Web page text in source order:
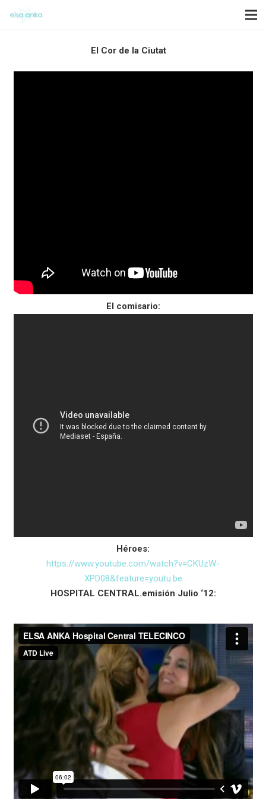
El Cor de la Ciutat
El comisario:
Héroes:
https://www.youtube.com/watch?v=CKUzW-
XPD08&feature=youtu.be
HOSPITAL CENTRAL.emisión Julio ‘12: